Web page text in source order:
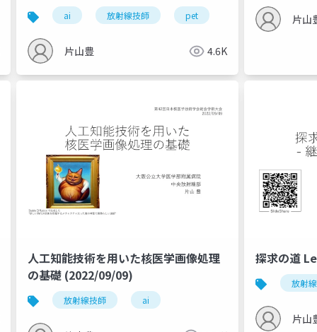
mri ai 放射線技師 pet
片山豊 4.6K
片山
人工知能技術を用いた核医学画像処理
の基礎 (2022/09/09)
放射線技師 ai
探求の道
放射
片山